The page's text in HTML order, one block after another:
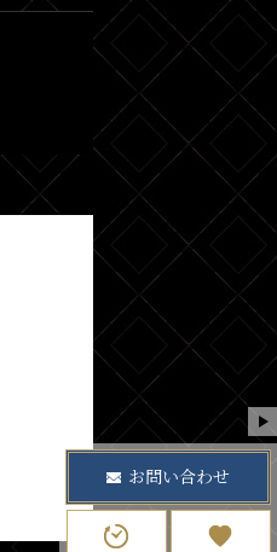
お問い合わせ